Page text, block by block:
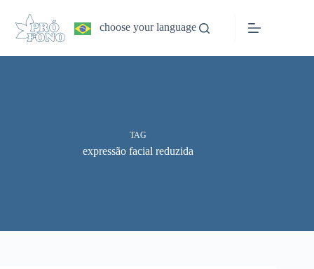
conteúdo
choose your language
TAG
expressão facial reduzida